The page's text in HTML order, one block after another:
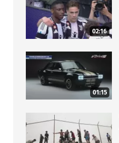
02:16
01:15